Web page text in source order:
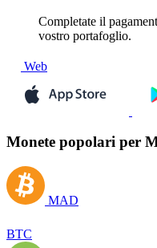
Completate il
vostro portafoglio.
Web
Monete popolari per
MAD
BTC